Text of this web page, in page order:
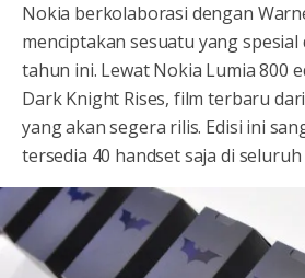
Nokia berkolaborasi dengan
menciptakan sesuatu yang
tahun ini. Lewat Nokia Lumia 800
Dark Knight Rises, film terbaru
yang akan segera rilis. Edisi ini
tersedia 40 handset saja di seluruh